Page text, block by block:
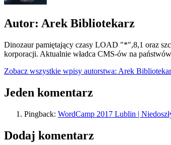
Autor: Arek Bibliotekarz
Dinozaur pamiętający czasy LOAD "*",8,1 oraz
korporacji. Aktualnie władca CMS-ów na
Zobacz wszystkie wpisy autorstwa: Arek
Jeden komentarz
Pingback: WordCamp 2017 Lublin |
Dodaj komentarz